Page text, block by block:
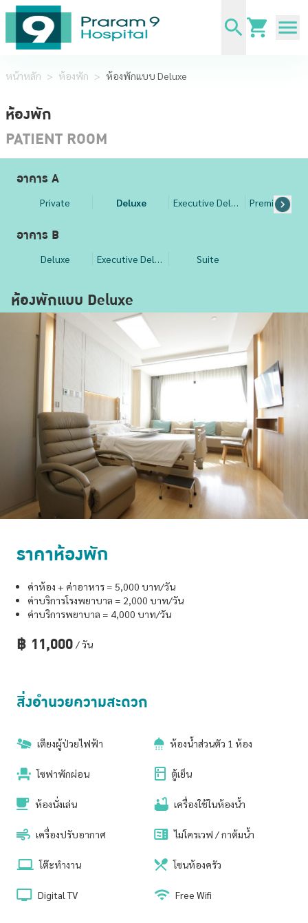
หน้าหลัก > ห้องพัก > ห้องพักแบบ Deluxe
ห้องพัก
PATIENT ROOM
อาคาร A
Private Deluxe Executive Deluxe
อาคาร B
Deluxe Executive Deluxe Suite
ห้องพักแบบ Deluxe
ราคาห้องพัก
ค่าห้อง + ค่าอาหาร = 5,000 บาท/วัน
ค่าบริการโรงพยาบาล = 2,000 บาท/วัน
ค่าบริการพยาบาล = 4,000 บาท/วัน
฿ 11,000 / วัน
สิ่งอำนวยความสะดวก
เตียงผู้ป่วยไฟฟ้า ห้องน้ำส่วนตัว 1 ห้อง
โซฟาพักผ่อน ตู้เย็น
ห้องนั่งเล่น เครื่องใช้ในห้องน้ำ
เครื่องปรับอากาศ ไม่โครเวฟ / กาต้มน้ำ
โต๊ะทำงาน โซนห้องครัว
Digital TV Free Wifi